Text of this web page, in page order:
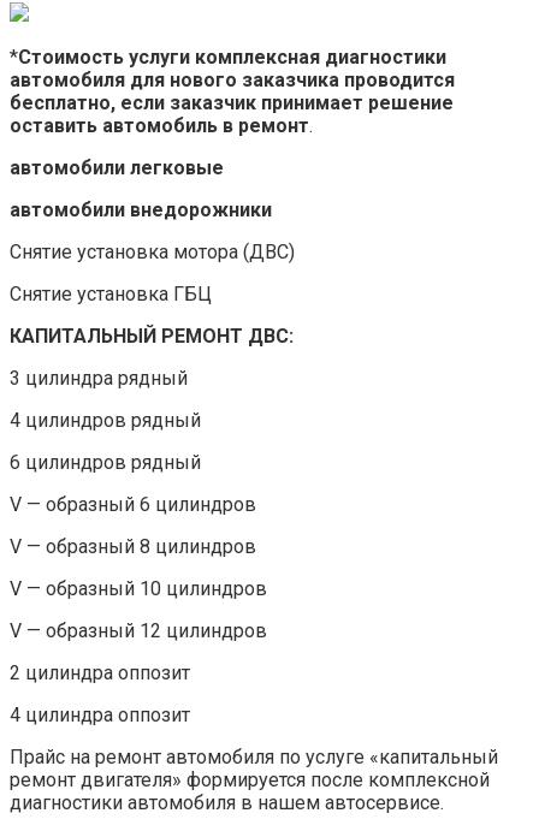
*Стоимость услуги комплексная диагностики
автомобиля для нового заказчика проводится
бесплатно, если заказчик принимает решение
оставить автомобиль в ремонт.
автомобили легковые
автомобили внедорожники
Снятие установка мотора (ДВС)
Снятие установка ГБЦ
КАПИТАЛЬНЫЙ РЕМОНТ ДВС:
3 цилиндра рядный
4 цилиндров рядный
6 цилиндров рядный
V — образный 6 цилиндров
V — образный 8 цилиндров
V — образный 10 цилиндров
V — образный 12 цилиндров
2 цилиндра оппозит
4 цилиндра оппозит
Прайс на ремонт автомобиля по услуге «капитальный
ремонт двигателя» формируется после комплексной
диагностики автомобиля в нашем автосервисе.